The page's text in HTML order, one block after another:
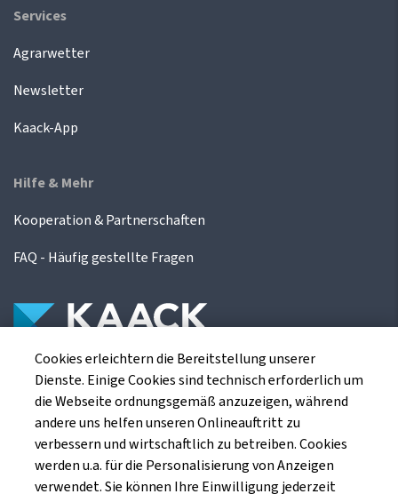
Services
Agrarwetter
Newsletter
Kaack-App
Hilfe & Mehr
Kooperation & Partnerschaften
FAQ - Häufig gestellte Fragen
Die Kaack Terminhandel GmbH ist ein
Finanzdienstleistungsinstitut für die europäischen
Agrarterminbörsen.
Kaack Terminhandel GmbH
Cookies erleichtern die Bereitstellung unserer
Dienste. Einige Cookies sind technisch erforderlich um
die Webseite ordnungsgemäß anzuzeigen, während
andere uns helfen unseren Onlineauftritt zu
verbessern und wirtschaftlich zu betreiben. Cookies
werden u.a. für die Personalisierung von Anzeigen
verwendet. Sie können Ihre Einwilligung jederzeit